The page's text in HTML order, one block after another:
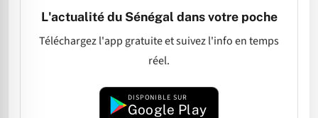
L'actualité du Sénégal dans votre poche
Téléchargez l'app gratuite et suivez l'info en temps
réel.
DISPONIBLE SUR
Google Play